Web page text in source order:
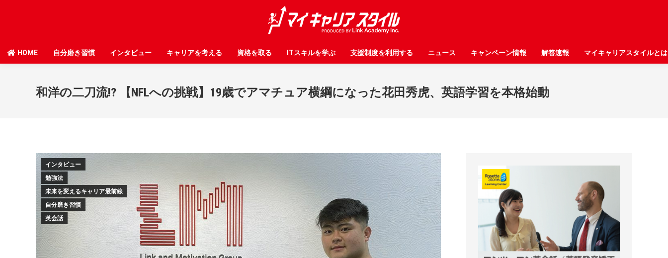
HOME 自分磨き習慣 インタビュー キャリアを考える 資格を取る ITスキルを学ぶ 支援制度を利用する ニュース キャンペーン情報 解答速報 マイキャリアスタイルとは
和洋の二刀流!? 【NFLへの挑戦】19歳でアマチュア横綱になった花田秀虎、英語学習を本格始動
インタビュー
勉強法
未来を変えるキャリア最前線
自分磨き習慣
英会話
HOME 自分磨き習慣 インタビュー キャリアを考える 資格を取る ITスキルを学ぶ 支援制度を利用する ニュース キャンペーン情報 解答速報 マイキャリアスタイルとは